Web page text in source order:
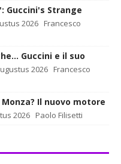
Guccini's Strange
2026 Francesco
Guccini e il suo
2026 Francesco
Il nuovo motore
2026 Paolo Filisetti